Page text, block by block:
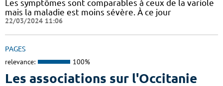
Les symptômes sont comparables à ceux de la variole
mais la maladie est moins sévère. À ce jour
22/03/2024 11:06
PAGES
relevance: 100%
Les associations sur l'Occitanie